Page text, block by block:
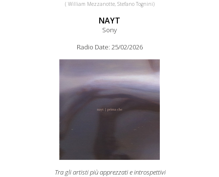
( William Mezzanotte, Stefano Tognini)
NAYT
Sony
Radio Date: 25/02/2026
Tra gli artisti più apprezzati e introspettivi